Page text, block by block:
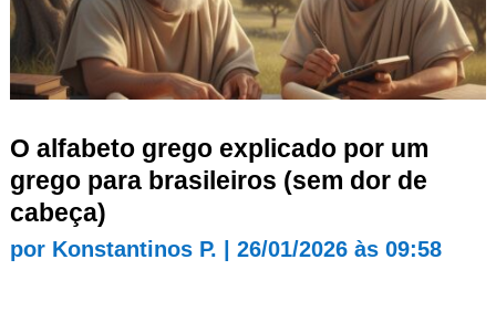
O alfabeto grego explicado por um
grego para brasileiros (sem dor de
cabeça)
por Konstantinos P. 26/01/2026 às 09:58